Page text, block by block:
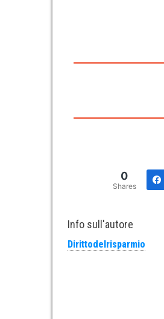
0
Shares
Info sull'autore
Dirittodelrisparmio